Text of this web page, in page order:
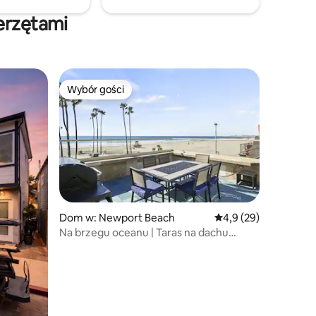
gości Wybór gości
Wybór gości
Dom w: Newport Beach Średnia ocena: 4,9
4,9 (29)
Na brzegu oceanu | Taras na dachu